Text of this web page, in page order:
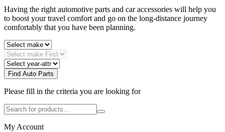
Having the right automotive parts and car accessories will help you
to boost your travel comfort and go on the long-distance journey
comfortably that you have been planning.
Find Auto Parts
Please fill in the criteria you are looking for
My Account